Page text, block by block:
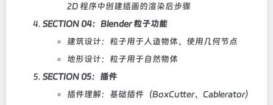
2D 程序中创建插画的渲染后步骤
SECTION 04：Blender 粒子功能
建筑设计：粒子用于人造物体、使用几何节点
地形设计：粒子用于自然物体
SECTION 05：插件
插件理解：基础插件（BoxCutter、Cablerator）